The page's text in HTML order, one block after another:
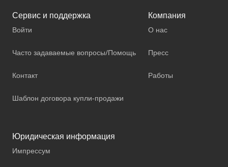
Сервис и поддержка
Войти
Часто задаваемые вопросы/Помощь
Контакт
Шаблон договора купли-продажи
Компания
О нас
Пресс
Работы
Юридическая информация
Импрессум